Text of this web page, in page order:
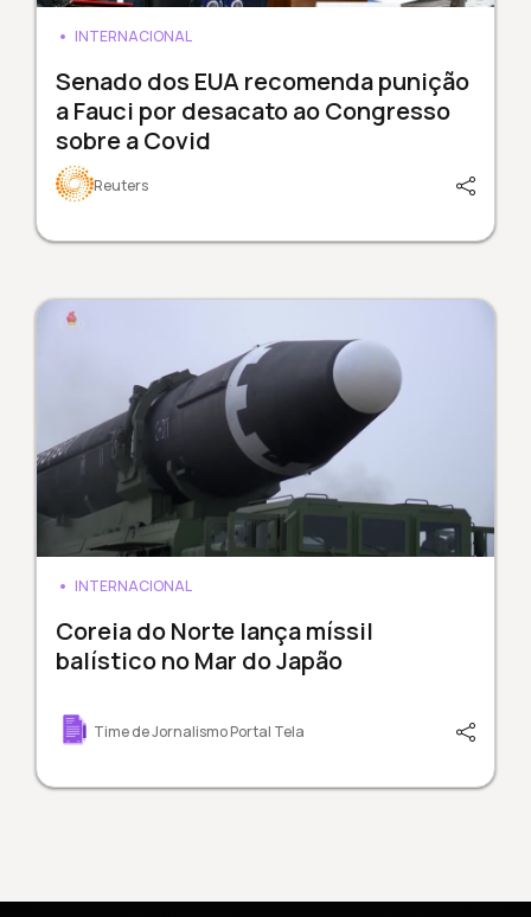
INTERNACIONAL
Senado dos EUA recomenda punição
a Fauci por desacato ao Congresso
sobre a Covid
Reuters
INTERNACIONAL
Coreia do Norte lança míssil
balístico no Mar do Japão
Time de Jornalismo Portal Tela